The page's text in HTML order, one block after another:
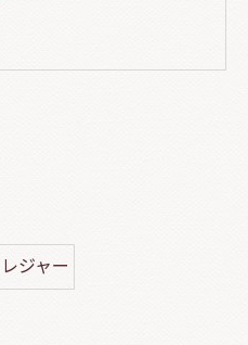
レジャー